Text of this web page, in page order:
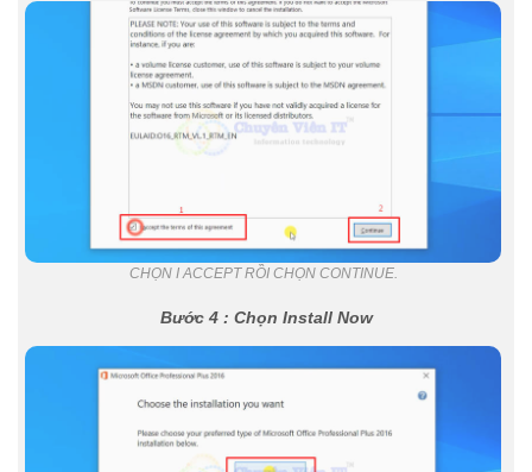
CHỌN I ACCEPT RỒI CHỌN CONTINUE.
Bước 4 : Chọn Install Now